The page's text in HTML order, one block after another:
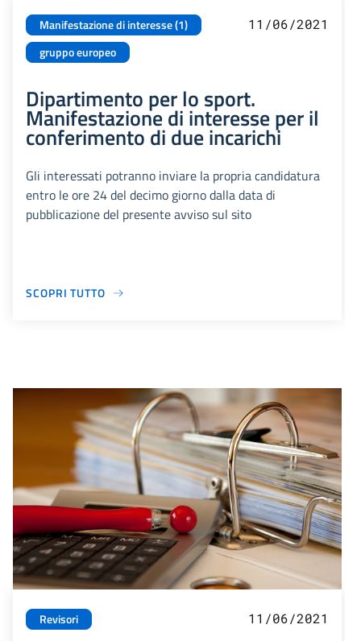
Manifestazione di interesse (1)
gruppo europeo
11/06/2021
Dipartimento per lo sport.
Manifestazione di interesse per il
conferimento di due incarichi
Gli interessati potranno inviare la propria candidatura
entro le ore 24 del decimo giorno dalla data di
pubblicazione del presente avviso sul sito
SCOPRI TUTTO
Revisori 11/06/2021